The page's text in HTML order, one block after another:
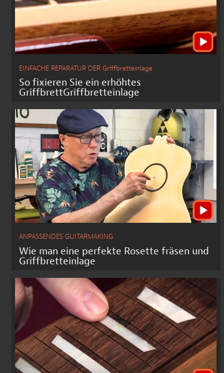
EINFACHE REPARATUR DER Griffbretteinlage
So fixieren Sie ein erhöhtes
GriffbrettGriffbretteinlage
ANPASSENDES GUITARMAKING
Wie man eine perfekte Rosette fräsen und
Griffbretteinlage